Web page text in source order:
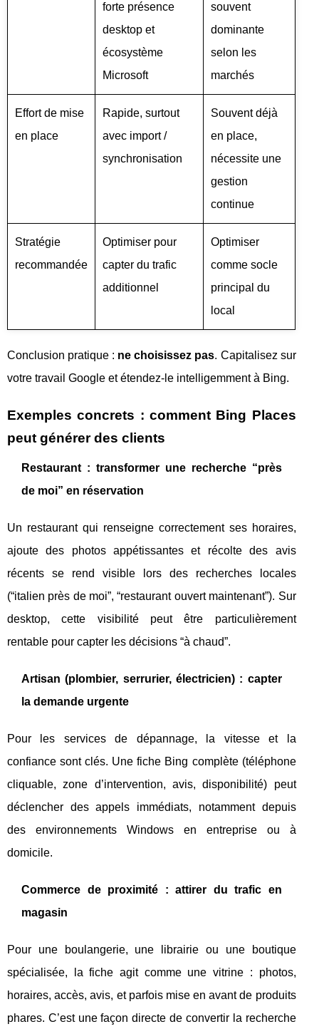
forte présence
desktop et
écosystème
Microsoft
souvent
dominante
selon les
marchés
Effort de mise
en place
Rapide, surtout
avec import /
synchronisation
Souvent déjà
en place,
nécessite une
gestion
continue
Stratégie
recommandée
Optimiser pour
capter du trafic
additionnel
Optimiser
comme socle
principal du
local
Conclusion pratique : ne choisissez pas. Capitalisez sur
votre travail Google et étendez-le intelligemment à Bing.
Exemples concrets : comment Bing Places
peut générer des clients
Restaurant : transformer une recherche “près
de moi” en réservation
Un restaurant qui renseigne correctement ses horaires,
ajoute des photos appétissantes et récolte des avis
récents se rend visible lors des recherches locales
(“italien près de moi”, “restaurant ouvert maintenant”). Sur
desktop, cette visibilité peut être particulièrement
rentable pour capter les décisions “à chaud”.
Artisan (plombier, serrurier, électricien) : capter
la demande urgente
Pour les services de dépannage, la vitesse et la
confiance sont clés. Une fiche Bing complète (téléphone
cliquable, zone d’intervention, avis, disponibilité) peut
déclencher des appels immédiats, notamment depuis
des environnements Windows en entreprise ou à
domicile.
Commerce de proximité : attirer du trafic en
magasin
Pour une boulangerie, une librairie ou une boutique
spécialisée, la fiche agit comme une vitrine : photos,
horaires, accès, avis, et parfois mise en avant de produits
phares. C’est une façon directe de convertir la recherche